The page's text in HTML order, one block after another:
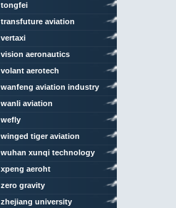
tongfei
transfuture aviation
vertaxi
vision aeronautics
volant aerotech
wanfeng aviation industry
wanli aviation
wefly
winged tiger aviation
wuhan xunqi technology
xpeng aeroht
zero gravity
zhejiang university